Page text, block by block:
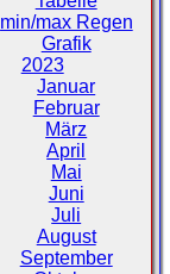
min/max Regen
Grafik
2023
Januar
Februar
März
April
Mai
Juni
Juli
August
September